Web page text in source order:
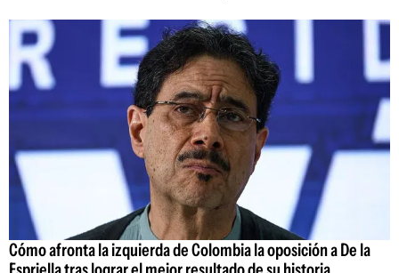
Cómo afronta la izquierda de Colombia la oposición a De la